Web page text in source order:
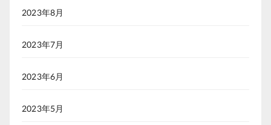
2023年8月
2023年7月
2023年6月
2023年5月